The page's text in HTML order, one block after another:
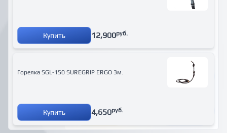
Купить 12,900руб.
Горелка SGL-150 SUREGRIP ERGO 3м.
Купить 4,650руб.